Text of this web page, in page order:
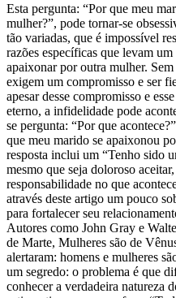
Esta pergunta: “Por que meu
mulher?”, pode tornar-se
tão variadas, que é impossível
razões específicas que levam
apaixonar por outra mulher.
exigem um compromisso e ser
apesar desse compromisso e
eterno, a infidelidade pode
se pergunta: “Por que
que meu marido se apaixonou
resposta inclui um “Tenho sido
mesmo que seja doloroso
responsabilidade no que
através deste artigo um pouco
para fortalecer seu
Autores como John Gray e
de Marte, Mulheres são de
alertaram: homens e mulheres
um segredo: o problema é que
conhecer a verdadeira natureza